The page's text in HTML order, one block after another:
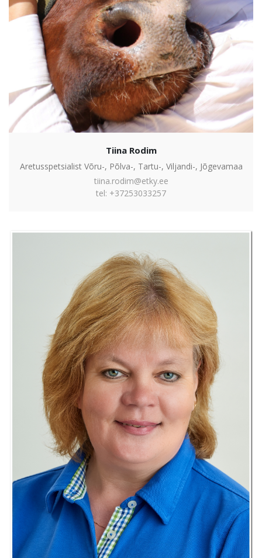
Tiina Rodim
Aretusspetsialist Võru-, Põlva-, Tartu-, Viljandi-, Jõgevamaa
tiina.rodim@etky.ee
tel: +37253033257